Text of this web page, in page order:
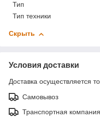
Тип
Тип техники
Скрыть
Условия доставки
Доставка осуществляется
Самовывоз
Транспортная компания